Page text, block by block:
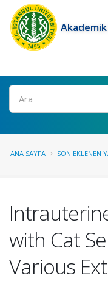
Ara
ANA SAYFA SON EKLENEN
with Cat
Various